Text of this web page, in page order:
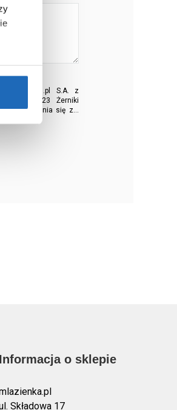
S.A. z
17, 62-023 Żerniki
się z...
Informacja o sklepie
Składowa 17